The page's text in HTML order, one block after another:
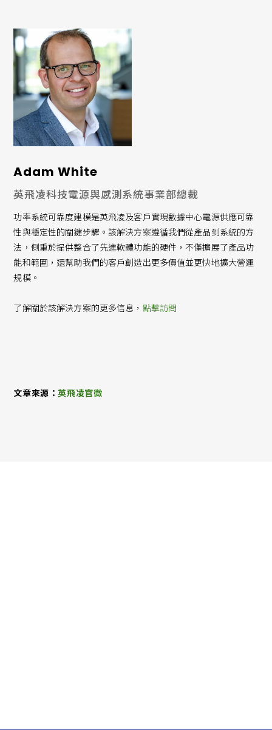
Adam White
英飛凌科技電源與感測系統事業部總裁
功率系統可靠度建模是英飛凌及客戶實現數據中心電源供應可靠
性與穩定性的關鍵步驟。該解決方案遵循我們從產品到系統的方
法，側重於提供整合了先進軟體功能的硬件，不僅擴展了產品功
能和範圍，還幫助我們的客戶創造出更多價值並更快地擴大營運
規模。
了解關於該解決方案的更多信息， 點擊訪問
文章來源：英飛凌官微